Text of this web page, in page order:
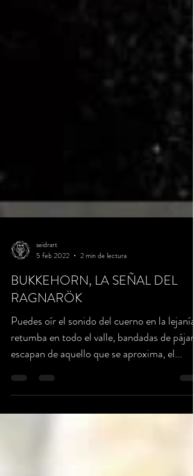
seidrart
5 feb 2022
2 min de lectura
BUKKEHORN, LA SEÑAL DEL
RAGNARÖK
Puedes oír el sonido del cuerno en la lejanía,
retumba en todo el valle, bandadas de